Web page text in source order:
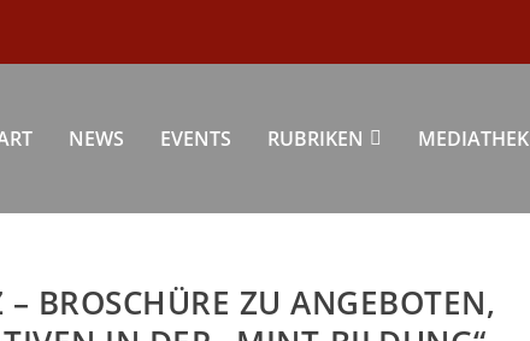
NEWS EVENTS RUBRIKEN MEDIATHEK
BROSCHÜRE ZU ANGEBOTEN,